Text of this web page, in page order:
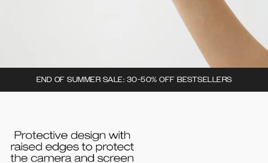
END OF SUMMER SALE: 30-50% OFF BESTSELLERS